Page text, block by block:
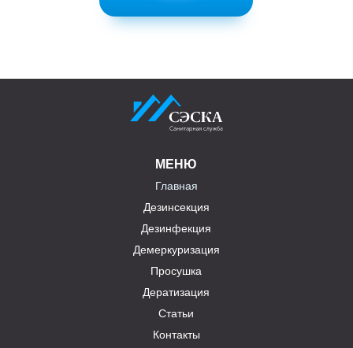
МЕНЮ
Главная
Дезинсекция
Дезинфекция
Демеркуризация
Просушка
Дератизация
Статьи
Контакты